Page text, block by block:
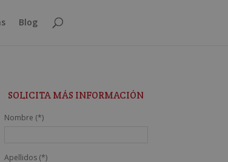
Blog
SOLICITA MÁS INFORMACIÓN
Nombre (*)
Apellidos (*)